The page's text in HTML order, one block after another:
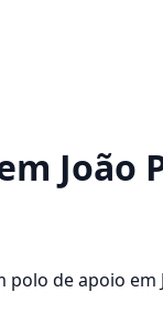
João
de apoio em